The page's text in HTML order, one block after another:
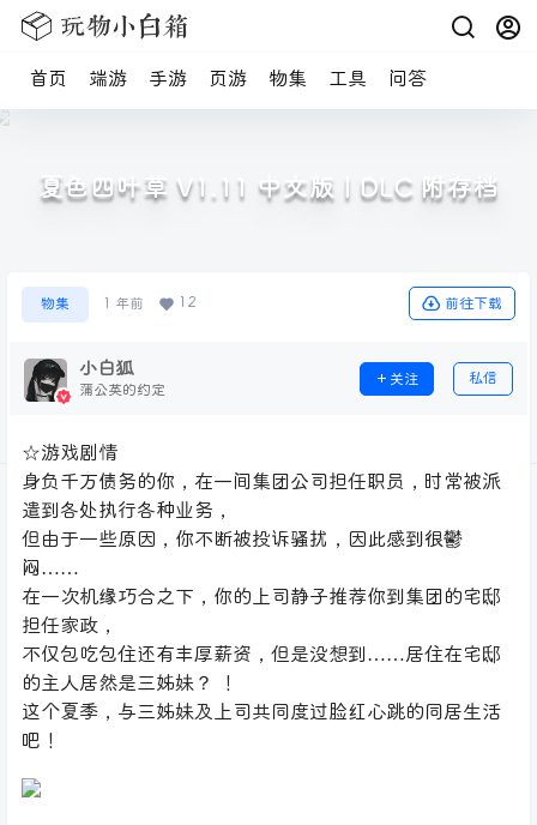
首页 端游 手游 页游 物集 工具 问答
夏色四叶草 V1.11 中文版 | DLC 附存档
物集 1 年前 12 前往下载
小白狐
蒲公英的约定
关注 私信
☆游戏剧情
身负千万债务的你，在一间集团公司担任职员，时常被派
遣到各处执行各种业务，
但由于一些原因，你不断被投诉骚扰，因此感到很鬱
闷……
在一次机缘巧合之下，你的上司静子推荐你到集团的宅邸
担任家政，
不仅包吃包住还有丰厚薪资，但是没想到……居住在宅邸
的主人居然是三姊妹？ ！
这个夏季，与三姊妹及上司共同度过脸红心跳的同居生活
吧！